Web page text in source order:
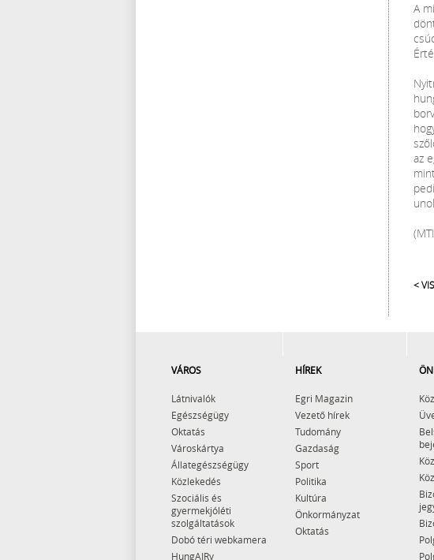
A
az
<
VÁROS
Látnivalók
Egészségügy
Oktatás
Városkártya
Állategészségügy
Közlekedés
Szociális és
gyermekjóléti
szolgáltatások
Dobó téri webkamera
HungAIRy
HÍREK
Egri Magazin
Vezető hírek
Tudomány
Gazdaság
Sport
Politika
Kultúra
Önkormányzat
Oktatás